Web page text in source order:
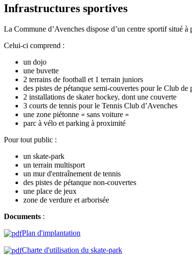
Infrastructures sportives
La Commune d’Avenches dispose d’un centre sportif situé à
Celui-ci comprend :
un dojo
une buvette
2 terrains de football et 1 terrain juniors
des pistes de pétanque semi-couvertes pour le Club de
2 installations de skater hockey, dont une couverte
3 courts de tennis pour le Tennis Club d’Avenches
une zone piétonne « sans voiture »
parc à vélo et parking à proximité
Pour tout public :
un skate-park
un terrain multisport
un mur d'entraînement de tennis
des pistes de pétanque non-couvertes
une place de jeux
zone de verdure et arborisée
Documents :
Plan d'implantation
Charte d'utilisation du skate-park